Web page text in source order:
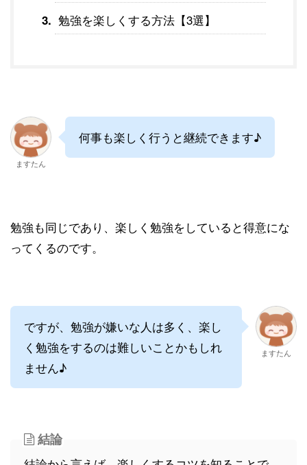
勉強を楽しくする方法【3選】
ますたん
何事も楽しく行うと継続できます♪
勉強も同じであり、楽しく勉強をしていると得意にな
ってくるのです。
ですが、勉強が嫌いな人は多く、楽し
く勉強をするのは難しいことかもしれ
ません♪
ますたん
結論